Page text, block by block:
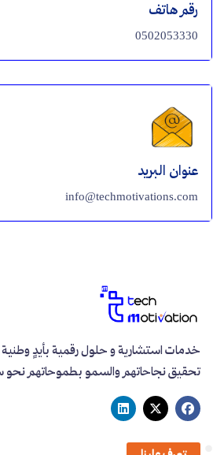
رقم هاتف
0502053330
عنوان البريد
info@techmotivations.com
خدمات استشارية و حلول رقمية بأيدٍ
تحقيق نجاحاتهم والسمو بطموحاتهم نحو